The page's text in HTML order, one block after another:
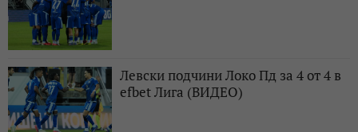
Левски подчини Локо Пд за 4 от 4 в
efbet Лига (ВИДЕО)